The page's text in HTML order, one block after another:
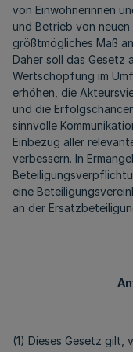
von Einwohnerinnen
und Betrieb von
größtmögliches Maß
Daher soll das Gesetz
Wertschöpfung im
erhöhen, die
und die
sinnvolle
Einbezug aller
verbessern. In
eine
an der
(1) Dieses Gesetz